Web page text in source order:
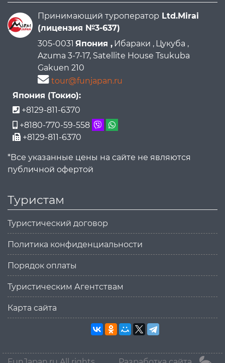
Принимающий туроператор Ltd.Mirai
(лицензия №3-637)
305-0031 Япония , Ибараки , Цукуба ,
Azuma 3-7-17, Satellite House Tsukuba
Gakuen 210
tour@funjapan.ru
Япония (Токио):
+8129-811-6370
+8180-770-59-558
+8129-811-6370
*Все указанные цены на сайте не являются
публичной офертой
Туристам
Туристический договор
Политика конфиденциальности
Порядок оплаты
Туристическим Агентствам
Карта сайта